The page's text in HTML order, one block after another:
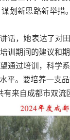
划新思路新举
话，她表达了对
训期间的建议和
通过培训 ，科学
平。要培养一支
来自成都市双流